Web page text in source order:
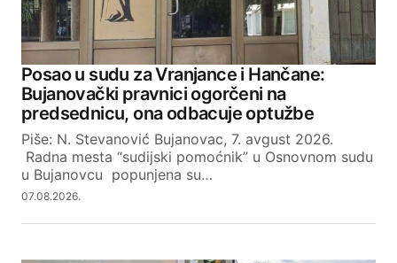
Your Name
Your E-mail
SUBMIT COMMENT
Posao u sudu za Vranjance i Hančane:
Bujanovački pravnici ogorčeni na
predsednicu, ona odbacuje optužbe
Piše: N. Stevanović Bujanovac, 7. avgust 2026.
Radna mesta “sudijski pomoćnik” u Osnovnom sudu
u Bujanovcu popunjena su…
07.08.2026.